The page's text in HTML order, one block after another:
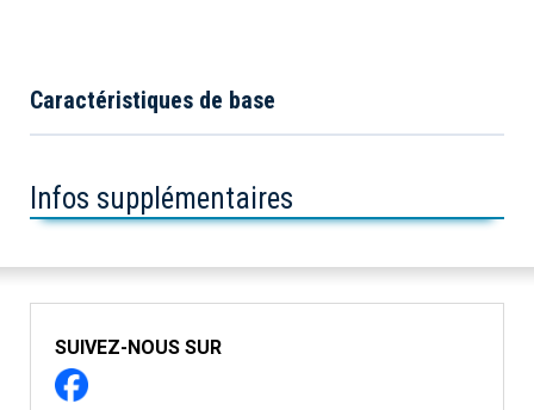
Caractéristiques de base
Infos supplémentaires
SUIVEZ-NOUS SUR